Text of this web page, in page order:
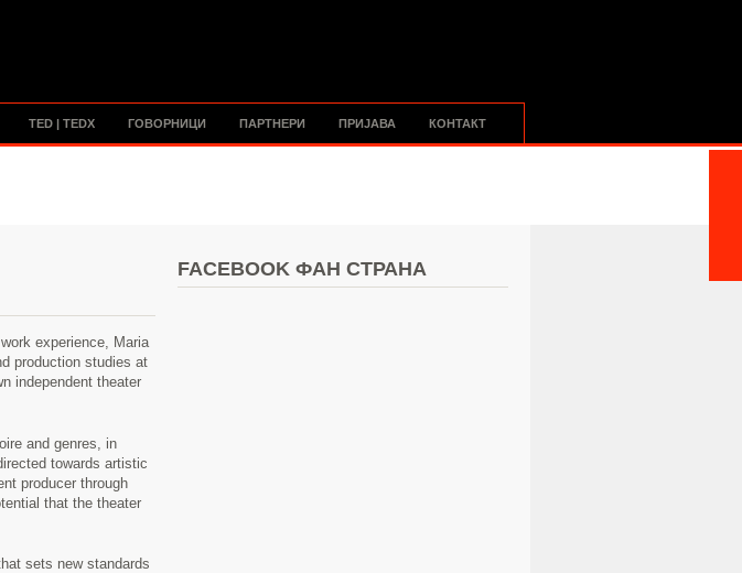
TED | TEDX ГОВОРНИЦИ ПАРТНЕРИ ПРИЈАВА КОНТАКТ
experience, Maria
production studies at
independent theater
and genres, in
towards artistic
producer through
that the theater
sets new standards
FACEBOOK ФАН СТРАНА